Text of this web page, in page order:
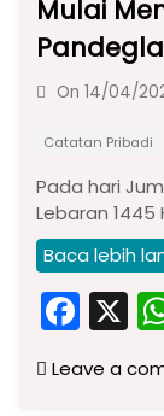
Mulai
On 14/04/
Catatan Pribadi
Pada hari
Lebaran
Baca lebih
F
a
c
X
Leave a